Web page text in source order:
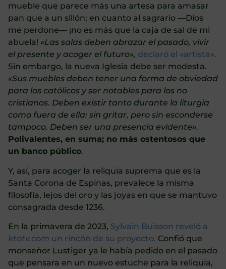
mueble que parece más una artesa para amasar
pan que a un sillón; en cuanto al sagrario —Dios
me perdone— ¡no es más que la caja de sal de mi
abuela! «Las salas deben abrazar el pasado, vivir
el presente y acoger el futuro», declaró el «artista».
Sin embargo, la nueva Iglesia debe ser modesta.
«Sus muebles deben tener una forma de obviedad
para los católicos y ser notables para los no
cristianos. Deben existir tanto durante la liturgia
como fuera de ella: sin gritar, pero sin esconderse
tampoco. Deben ser una presencia evidente».
Polivalentes, en suma; no más ostentosos que
un banco público.
Y, así, para acoger la reliquia suprema que es la
Santa Corona de Espinas, prevalece la misma
filosofía, lejos del oro y las joyas en que se mantuvo
consagrada desde 1236.
En la primavera de 2023, Sylvain Buisson reveló a
ktotv.com un rincón de su proyecto. Confió que
monseñor Lustiger ya le había pedido en el pasado
que pensara en un nuevo estuche para la reliquia,